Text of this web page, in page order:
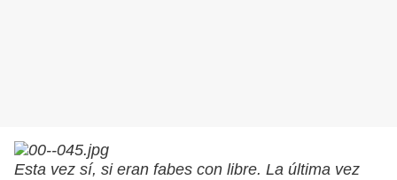
Esta vez sí, si eran fabes con libre. La última vez